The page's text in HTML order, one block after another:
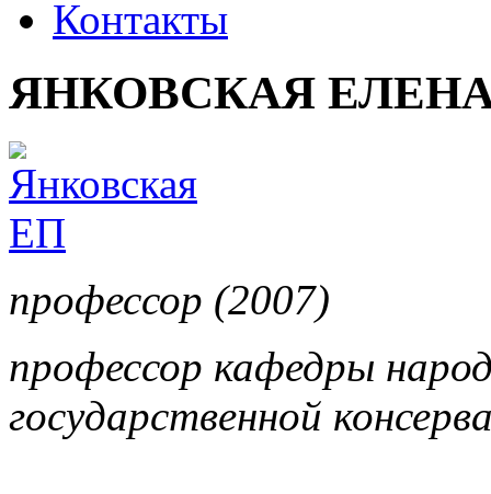
Контакты
ЯНКОВСКАЯ
профессор (2007)
профессор кафедры
государственной